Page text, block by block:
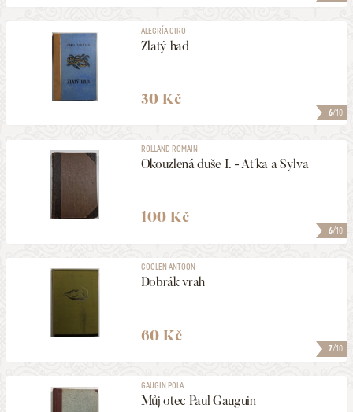
6/10
ALEGRÍA CIRO
Zlatý had
30 Kč
6/10
ROLLAND ROMAIN
Okouzlená duše I. - Aťka a Sylva
100 Kč
7/10
COOLEN ANTOON
Dobrák vrah
60 Kč
GAUGIN POLA
Můj otec Paul Gauguin